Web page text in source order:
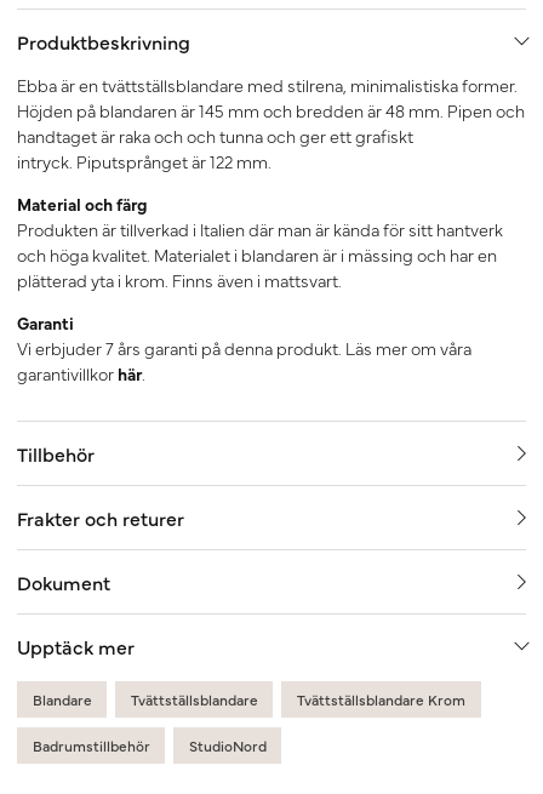
Produktbeskrivning
Ebba är en tvättställsblandare med stilrena, minimalistiska former.
Höjden på blandaren är 145 mm och bredden är 48 mm. Pipen och
handtaget är raka och och tunna och ger ett grafiskt
intryck. Piputsprånget är 122 mm.
Material och färg
Produkten är tillverkad i Italien där man är kända för sitt hantverk
och höga kvalitet. Materialet i blandaren är i mässing och har en
plätterad yta i krom. Finns även i mattsvart.
Garanti
Vi erbjuder 7 års garanti på denna produkt. Läs mer om våra
garantivillkor här.
Tillbehör
Frakter och returer
Dokument
Upptäck mer
Blandare Tvättställsblandare Tvättställsblandare Krom
Badrumstillbehör StudioNord